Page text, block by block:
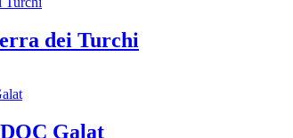
dei Turchi
Galat